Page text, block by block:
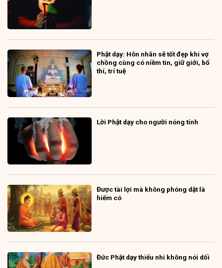
Phật dạy: Hôn nhân sẽ tốt đẹp khi vợ
chồng cùng có niềm tin, giữ giới, bố
thí, trí tuệ
Lời Phật dạy cho người nóng tính
Được tài lợi mà không phóng dật là
hiếm có
Đức Phật dạy thiếu nhi không nói dối